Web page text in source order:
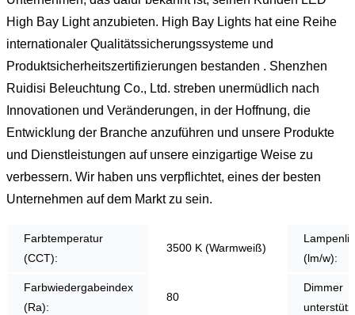
High Bay Light anzubieten. High Bay Lights hat eine Reihe
internationaler Qualitätssicherungssysteme und
Produktsicherheitszertifizierungen bestanden . Shenzhen
Ruidisi Beleuchtung Co., Ltd. streben unermüdlich nach
Innovationen und Veränderungen, in der Hoffnung, die
Entwicklung der Branche anzuführen und unsere Produkte
und Dienstleistungen auf unsere einzigartige Weise zu
verbessern. Wir haben uns verpflichtet, eines der besten
Unternehmen auf dem Markt zu sein.
Farbtemperatur
(CCT):
3500 K (Warmweiß)
(lm/w):
Farbwiedergabeindex
(Ra):
80
Dimmer